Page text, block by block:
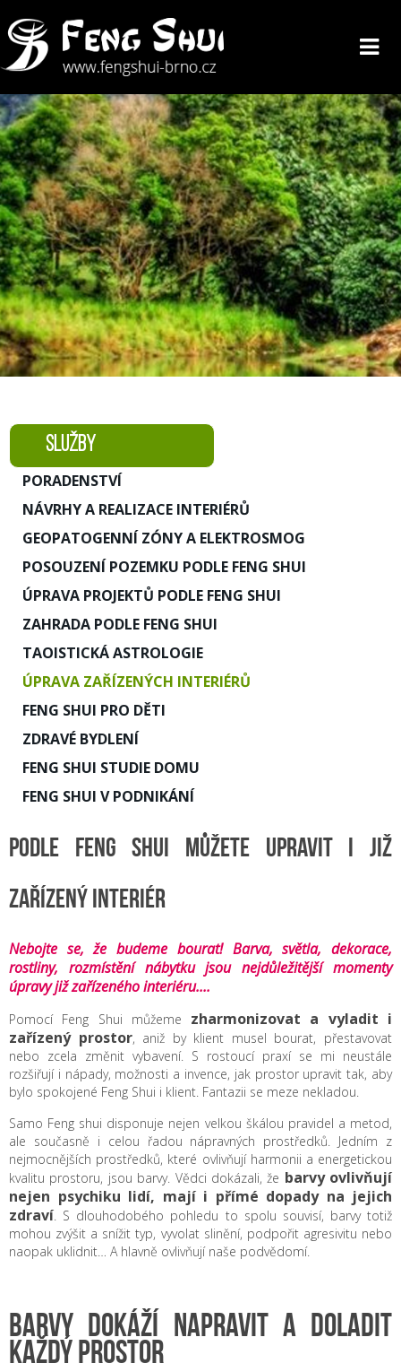
SLUŽBY
PORADENSTVÍ
NÁVRHY A REALIZACE INTERIÉRŮ
GEOPATOGENNÍ ZÓNY A ELEKTROSMOG
POSOUZENÍ POZEMKU PODLE FENG SHUI
ÚPRAVA PROJEKTŮ PODLE FENG SHUI
ZAHRADA PODLE FENG SHUI
TAOISTICKÁ ASTROLOGIE
ÚPRAVA ZAŘÍZENÝCH INTERIÉRŮ
FENG SHUI PRO DĚTI
ZDRAVÉ BYDLENÍ
FENG SHUI STUDIE DOMU
FENG SHUI V PODNIKÁNÍ
PODLE FENG SHUI MŮŽETE UPRAVIT I JIŽ
ZAŘÍZENÝ INTERIÉR
Nebojte se, že budeme bourat! Barva, světla, dekorace,
rostliny, rozmístění nábytku jsou nejdůležitější momenty
úpravy již zařízeného interiéru....
Pomocí Feng Shui můžeme zharmonizovat a vyladit i
zařízený prostor, aniž by klient musel bourat, přestavovat
nebo zcela změnit vybavení. S rostoucí praxí se mi neustále
rozšiřují i nápady, možnosti a invence, jak prostor upravit tak, aby
bylo spokojené Feng Shui i klient. Fantazii se meze nekladou.
Samo Feng shui disponuje nejen velkou škálou pravidel a metod,
ale současně i celou řadou nápravných prostředků. Jedním z
nejmocnějších prostředků, které ovlivňují harmonii a energetickou
kvalitu prostoru, jsou barvy. Vědci dokázali, že barvy ovlivňují
nejen psychiku lidí, mají i přímé dopady na jejich
zdraví. S dlouhodobého pohledu to spolu souvisí, barvy totiž
mohou zvýšit a snížit typ, vyvolat slinění, podpořit agresivitu nebo
naopak uklidnit… A hlavně ovlivňují naše podvědomí.
BARVY DOKÁŽÍ NAPRAVIT A DOLADIT
KAŽDÝ PROSTOR